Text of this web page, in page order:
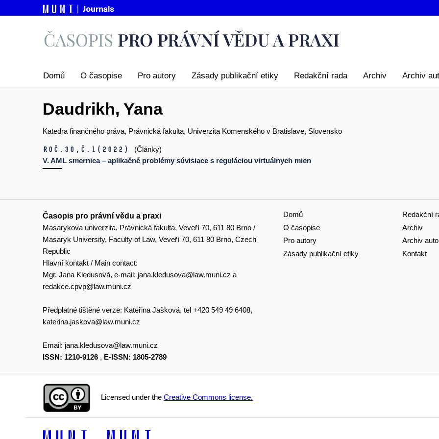
Domů O časopise Pro autory Zásady publikační etiky Redakční rada Archiv Archiv
Daudrikh, Yana
Katedra finančného práva, Právnická fakulta, Univerzita Komenského v Bratislave, Slovensko
Roč.30, č.1 (2022)
(Články)
V. AML smernica – aplikačné problémy súvisiace s reguláciou virtuálnych mien
Časopis pro právní vědu a praxi
Masarykova univerzita, Právnická fakulta, Veveří 70, 611 80 Brno /
Masaryk University, Faculty of Law, Veveří 70, 611 80 Brno, Czech
Republic
Hlavní kontakt / Main contact:
Mgr. Jana Kledusová, e-mail: jana.kledusova@law.muni.cz a
redakce.cpvp@law.muni.cz
Předplatné tištěné verze: Kateřina Jašková, tel +420 549 49 6408,
katerina.jaskova@law.muni.cz
Email: jana.kledusova@law.muni.cz
ISSN: 1210-9126 , E-ISSN: 1805-2789
Domů
O časopise
Pro autory
Zásady publikační etiky
Redakční
Archiv
Archiv
Kontakt
Licensed under theCreative Commons license.